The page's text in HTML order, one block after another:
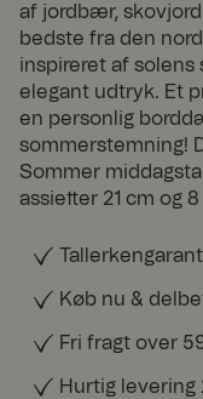
af jordbær,
bedste fra den
inspireret af
elegant udtryk. Et
en personlig
sommerstemning!
Sommer
assietter 21 cm og
Køb nu &
Fri fragt over
Hurtig levering